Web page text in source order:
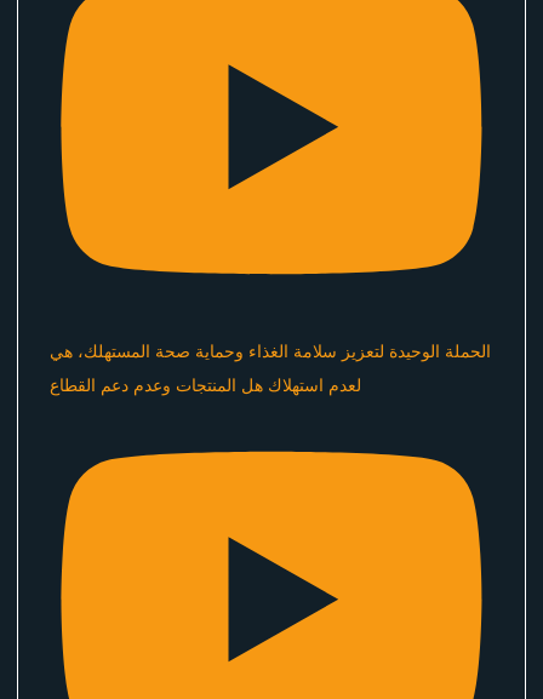
الحملة الوحيدة لتعزيز سلامة الغذاء وحماية صحة المستهلك، هي
لعدم استهلاك هل المنتجات وعدم دعم القطاع